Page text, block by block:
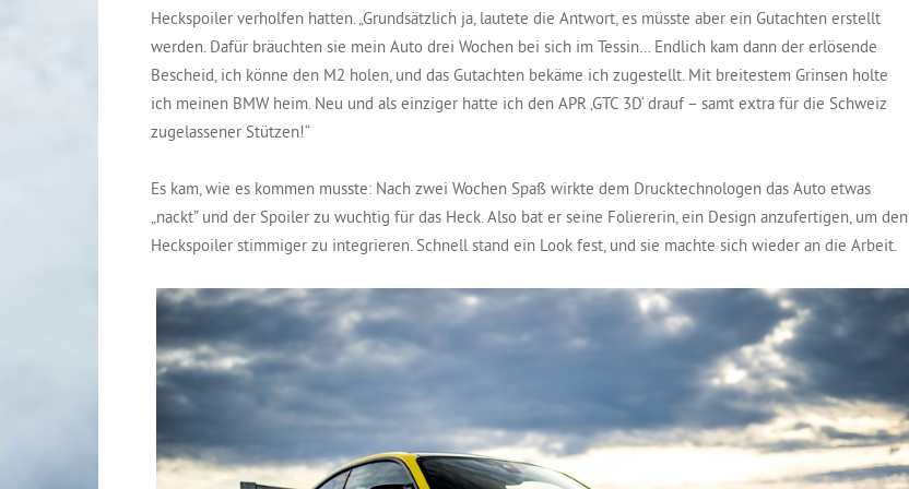
Heckspoiler verholfen hatten. „Grundsätzlich ja, lautete die Antwort, es müsste aber ein Gutachten erstellt
werden. Dafür bräuchten sie mein Auto drei Wochen bei sich im Tessin… Endlich kam dann der erlösende
Bescheid, ich könne den M2 holen, und das Gutachten bekäme ich zugestellt. Mit breitestem Grinsen holte
ich meinen BMW heim. Neu und als einziger hatte ich den APR ‚GTC 3D‘ drauf – samt extra für die Schweiz
zugelassener Stützen!“
Es kam, wie es kommen musste: Nach zwei Wochen Spaß wirkte dem Drucktechnologen das Auto etwas
„nackt” und der Spoiler zu wuchtig für das Heck. Also bat er seine Foliererin, ein Design anzufertigen, um den
Heckspoiler stimmiger zu integrieren. Schnell stand ein Look fest, und sie machte sich wieder an die Arbeit.